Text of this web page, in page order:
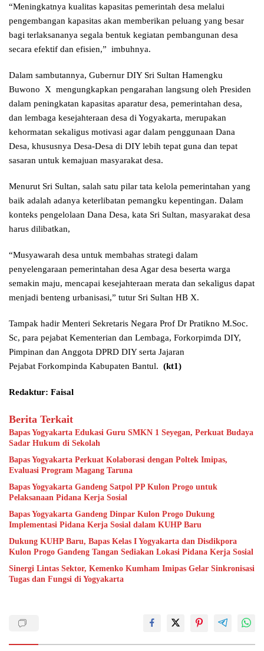
“Meningkatnya kualitas kapasitas pemerintah desa melalui
pengembangan kapasitas akan memberikan peluang yang besar
bagi terlaksananya segala bentuk kegiatan pembangunan desa
secara efektif dan efisien,” imbuhnya.
Dalam sambutannya, Gubernur DIY Sri Sultan Hamengku
Buwono X mengungkapkan pengarahan langsung oleh Presiden
dalam peningkatan kapasitas aparatur desa, pemerintahan desa,
dan lembaga kesejahteraan desa di Yogyakarta, merupakan
kehormatan sekaligus motivasi agar dalam penggunaan Dana
Desa, khususnya Desa-Desa di DIY lebih tepat guna dan tepat
sasaran untuk kemajuan masyarakat desa.
Menurut Sri Sultan, salah satu pilar tata kelola pemerintahan yang
baik adalah adanya keterlibatan pemangku kepentingan. Dalam
konteks pengelolaan Dana Desa, kata Sri Sultan, masyarakat desa
harus dilibatkan,
“Musyawarah desa untuk membahas strategi dalam
penyelengaraan pemerintahan desa Agar desa beserta warga
semakin maju, mencapai kesejahteraan merata dan sekaligus dapat
menjadi benteng urbanisasi,” tutur Sri Sultan HB X.
Tampak hadir Menteri Sekretaris Negara Prof Dr Pratikno M.Soc.
Sc, para pejabat Kementerian dan Lembaga, Forkorpimda DIY,
Pimpinan dan Anggota DPRD DIY serta Jajaran
Pejabat Forkompinda Kabupaten Bantul. (kt1)
Redaktur: Faisal
Berita Terkait
Bapas Yogyakarta Edukasi Guru SMKN 1 Seyegan, Perkuat Budaya
Sadar Hukum di Sekolah
Bapas Yogyakarta Perkuat Kolaborasi dengan Poltek Imipas,
Evaluasi Program Magang Taruna
Bapas Yogyakarta Gandeng Satpol PP Kulon Progo untuk
Pelaksanaan Pidana Kerja Sosial
Bapas Yogyakarta Gandeng Dinpar Kulon Progo Dukung
Implementasi Pidana Kerja Sosial dalam KUHP Baru
Dukung KUHP Baru, Bapas Kelas I Yogyakarta dan Disdikpora
Kulon Progo Gandeng Tangan Sediakan Lokasi Pidana Kerja Sosial
Sinergi Lintas Sektor, Kemenko Kumham Imipas Gelar Sinkronisasi
Tugas dan Fungsi di Yogyakarta